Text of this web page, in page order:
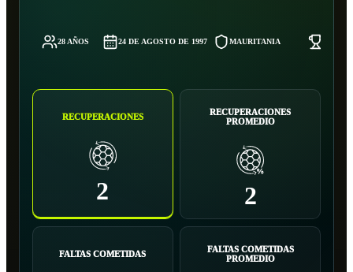
28 AÑOS 24 DE AGOSTO DE 1997 MAURITANIA
RECUPERACIONES
2
RECUPERACIONES
PROMEDIO
2
FALTAS COMETIDAS
FALTAS COMETIDAS
PROMEDIO